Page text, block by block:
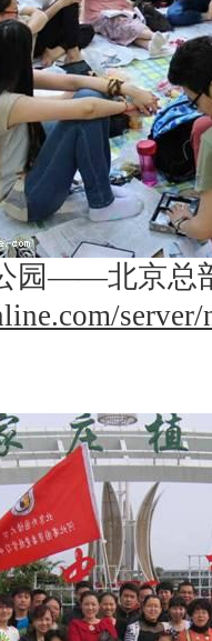
园——北京总